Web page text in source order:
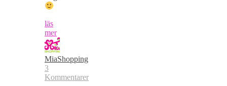
läs
mer
MiaShopping
3
Kommentarer